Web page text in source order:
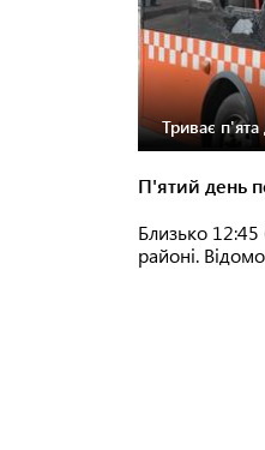
Триває п'ята
П'ятий день
Близько 12:45
районі.